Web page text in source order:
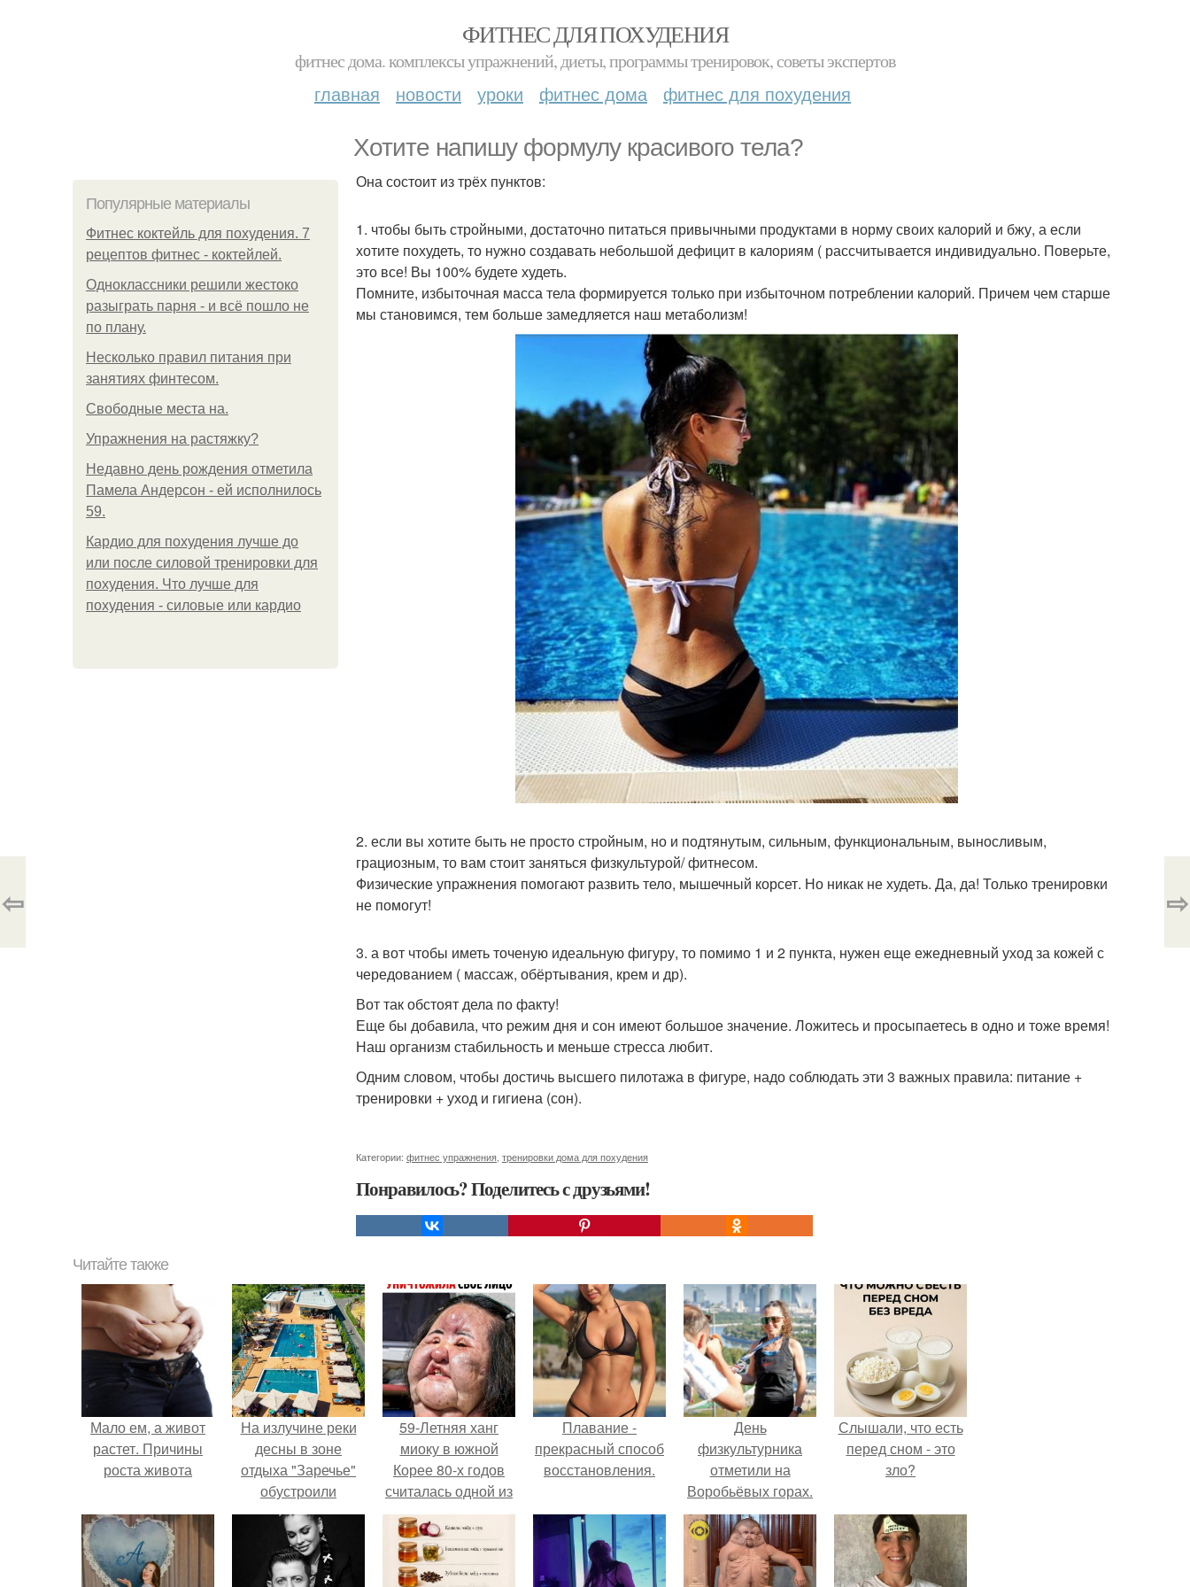
ФИТНЕС ДЛЯ ПОХУДЕНИЯ
фитнес дома. комплексы упражнений, диеты, программы тренировок, советы экспертов
главная новости уроки фитнес дома фитнес для похудения
Хотите напишу формулу красивого тела?
Популярные материалы
Фитнес коктейль для похудения. 7
рецептов фитнес - коктейлей.
Одноклассники решили жестоко
разыграть парня - и всё пошло не
по плану.
Несколько правил питания при
занятиях финтесом.
Свободные места на.
Упражнения на растяжку?
Недавно день рождения отметила
Памела Андерсон - ей исполнилось
59.
Кардио для похудения лучше до
или после силовой тренировки для
похудения. Что лучше для
похудения - силовые или кардио
Она состоит из трёх пунктов:
1. чтобы быть стройными, достаточно питаться привычными продуктами в норму своих калорий и бжу, а если
хотите похудеть, то нужно создавать небольшой дефицит в калориям ( рассчитывается индивидуально. Поверьте,
это все! Вы 100% будете худеть.
Помните, избыточная масса тела формируется только при избыточном потреблении калорий. Причем чем старше
мы становимся, тем больше замедляется наш метаболизм!
2. если вы хотите быть не просто стройным, но и подтянутым, сильным, функциональным, выносливым,
грациозным, то вам стоит заняться физкультурой/ фитнесом.
Физические упражнения помогают развить тело, мышечный корсет. Но никак не худеть. Да, да! Только тренировки
не помогут!
3. а вот чтобы иметь точеную идеальную фигуру, то помимо 1 и 2 пункта, нужен еще ежедневный уход за кожей с
чередованием ( массаж, обёртывания, крем и др).
Вот так обстоят дела по факту!
Еще бы добавила, что режим дня и сон имеют большое значение. Ложитесь и просыпаетесь в одно и тоже время!
Наш организм стабильность и меньше стресса любит.
Одним словом, чтобы достичь высшего пилотажа в фигуре, надо соблюдать эти 3 важных правила: питание +
тренировки + уход и гигиена (сон).
Категории: фитнес упражнения тренировки дома для похудения
Понравилось? Поделитесь с друзьями!
⇦ ⇨
Читайте также
Мало ем, а живот
растет. Причины
роста живота
На излучине реки
десны в зоне
отдыха "Заречье"
обустроили
комфортный
городской пляж.
59-Летняя ханг
миоку в южной
Корее 80-х годов
считалась одной из
самых
привлекательных
женщин.
Плавание -
прекрасный способ
восстановления.
День
физкультурника
отметили на
Воробьёвых горах.
Слышали, что есть
перед сном - это
зло?